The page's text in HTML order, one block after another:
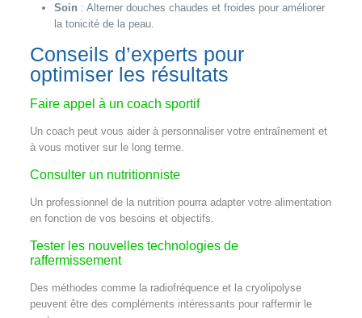
Soin : Alterner douches chaudes et froides pour améliorer
la tonicité de la peau.
Conseils d’experts pour
optimiser les résultats
Faire appel à un coach sportif
Un coach peut vous aider à personnaliser votre entraînement et
à vous motiver sur le long terme.
Consulter un nutritionniste
Un professionnel de la nutrition pourra adapter votre alimentation
en fonction de vos besoins et objectifs.
Tester les nouvelles technologies de
raffermissement
Des méthodes comme la radiofréquence et la cryolipolyse
peuvent être des compléments intéressants pour raffermir le